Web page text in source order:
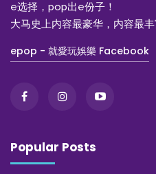
e选择，pop出e份子！
大马史上内容最豪华，内容最
epop - 就愛玩娛樂 Facebook
Popular Posts